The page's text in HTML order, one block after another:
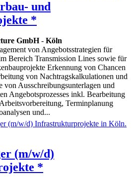
und
*
GmbH- Köln
von Angebotsstrategien für
Bereich Transmission Lines sowie für
Erkennung von Chancen
von Nachtragskalkulationen und
von Ausschreibungsunterlagen und
Angebotsprozesses inkl. Bearbeitung
Terminplanung
und...
(m/w/d)
*